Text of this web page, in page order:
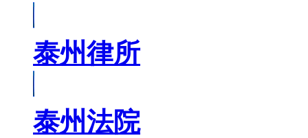
泰州律所
泰州法院